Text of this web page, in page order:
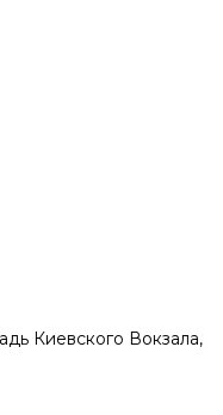
Киевского Вокзала,